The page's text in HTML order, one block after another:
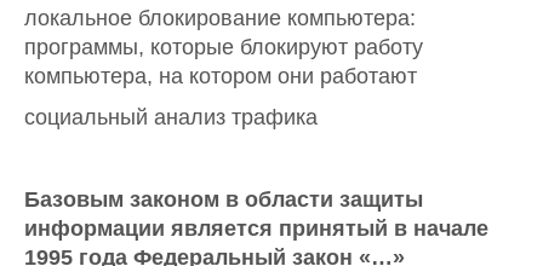
локальное блокирование компьютера:
программы, которые блокируют работу
компьютера, на котором они работают
социальный анализ трафика
Базовым законом в области защиты
информации является принятый в начале
1995 года Федеральный закон «…»